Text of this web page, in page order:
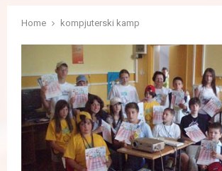
Home kompjuterski kamp